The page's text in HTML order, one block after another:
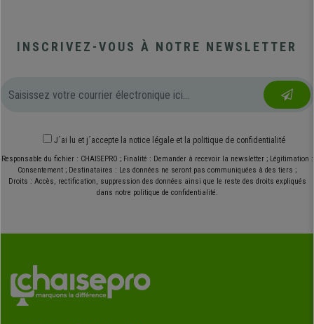
INSCRIVEZ-VOUS À NOTRE NEWSLETTER
J´ai lu et j´accepte la notice légale et la politique de confidentialité
Responsable du fichier : CHAISEPRO ; Finalité : Demander à recevoir la newsletter ; Légitimation :
Consentement ; Destinataires : Les données ne seront pas communiquées à des tiers ;
Droits : Accès, rectification, suppression des données ainsi que le reste des droits expliqués
dans notre politique de confidentialité.